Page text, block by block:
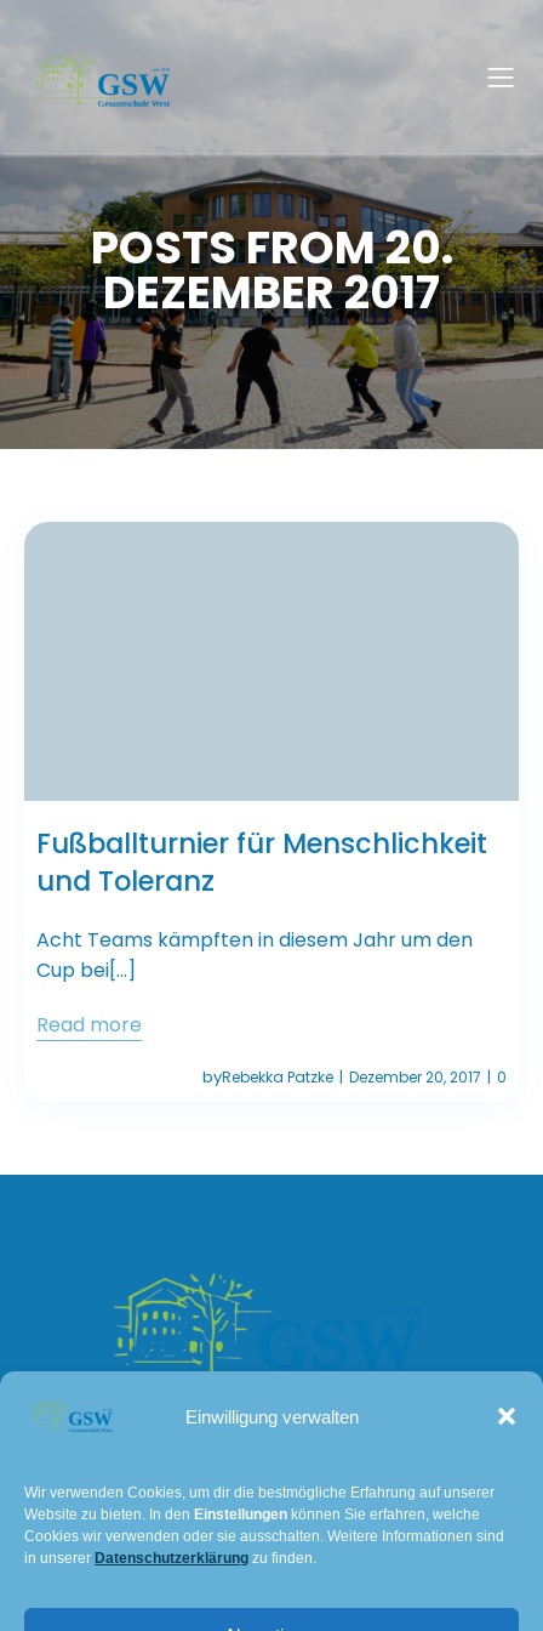
Einwilligung verwalten
Wir verwenden Cookies, um dir die bestmögliche Erfahrung auf unserer
Website zu bieten. In den Einstellungen können Sie erfahren, welche
Cookies wir verwenden oder sie ausschalten. Weitere Informationen sind
in unserer Datenschutzerklärung zu finden.
POSTS FROM 20.
DEZEMBER 2017
Fußballturnier für Menschlichkeit
und Toleranz
Acht Teams kämpften in diesem Jahr um den
Cup bei[…]
Read more
byRebekka Patzke | Dezember 20, 2017 | 0
Lissaer Straße 7
28237 Bremen
Tel: 0421 – 36114611